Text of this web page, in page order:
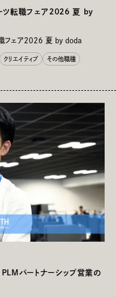
ツ転職フェア2026 夏 by
フェア2026 夏 by doda
クリエイティブ その他職種
PLMパートナーシップ営業の